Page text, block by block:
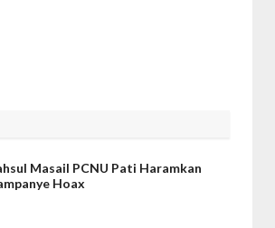
Masail PCNU Pati Haramkan
Hoax